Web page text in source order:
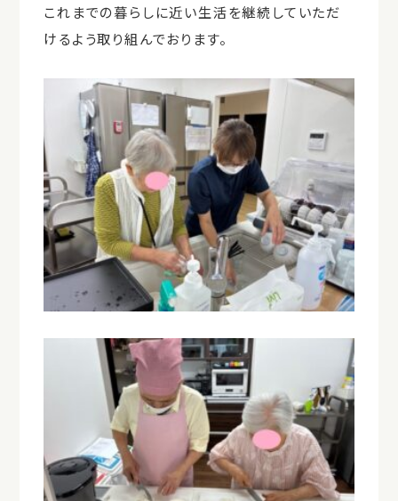
これまでの暮らしに近い生活を継続していただ
けるよう取り組んでおります。